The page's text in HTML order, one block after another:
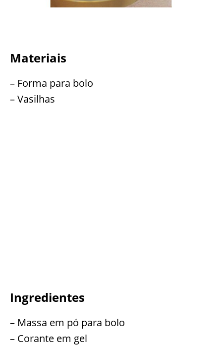
Materiais
– Forma para bolo
– Vasilhas
Ingredientes
– Massa em pó para bolo
– Corante em gel